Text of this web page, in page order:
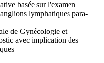
basée sur l'examen
lymphatiques para-
de Gynécologie et
avec implication des